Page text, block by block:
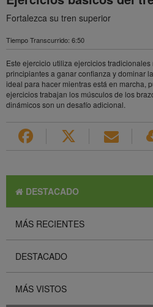
Fortalezca su tren superior
Tiempo Transcurrido: 6:50
Este ejercicio utiliza ejercicios
principiantes a ganar confianza y dominar
ideal para hacer mientras está en marcha,
ejercicios trabajan los músculos de los
dinámicos son un desafío adicional.
DESTACADO
MÁS RECIENTES
DESTACADO
MÁS VISTOS